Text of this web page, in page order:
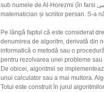
sub numele de Al-Horezmi (în farsi خوارزمی), un savant, astronom/astrolog,
matematician și scriitor persan. S-a
Pe lângă faptul că este considerat
denumirea de algoritm, derivată din
informatică o metodă sau o
pentru rezolvarea unei probleme
De obicei, algoritmii se
unui calculator sau a mai multora.
Totul este construit în jurul